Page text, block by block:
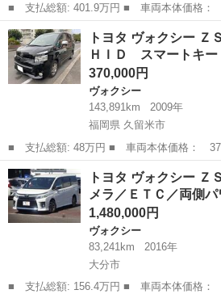
■ 支払総額: 401.9万円 ■ 車両本体価格： 3,909,000 円 ■ メーカ
ー名： トヨタ ■ 車種名： ヴォクシー
ハイブリッドＳ－Ｚ 新品タイヤ／保証書／
＋ナビ１...
大分 大分市 ヴォクシー
トヨタ ヴォクシー
ＨＩＤ スマートキ
370,000円
ヴォクシー
143,891km
2009年
福岡県 久留米市
■ 支払総額: 48万円 ■ 車両本体価格： 370,000 円 ■ メーカー
名： トヨタ ■ 車種名： ヴォクシー ■
ＩＩ ナビＴＶ ＨＩＤ スマートキー ア
量： 2000c...
福岡 久留米市 ヴォクシー
トヨタ ヴォクシー
メラ／ＥＴＣ／両側
1,480,000円
ヴォクシー
83,241km
2016年
大分市
■ 支払総額: 156.4万円 ■ 車両本体価格： 1,480,000 円 ■ メーカ